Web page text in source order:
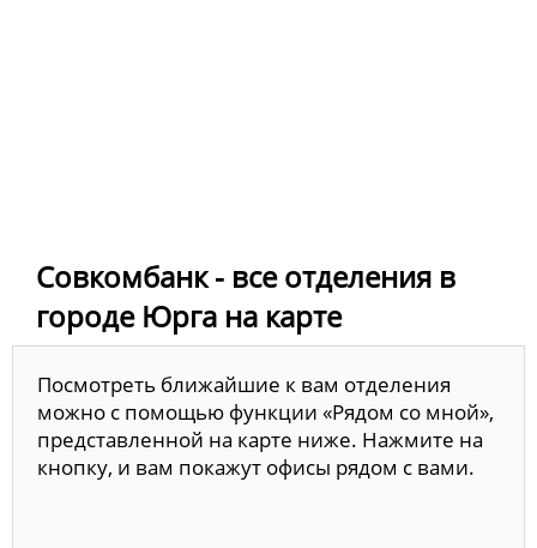
Совкомбанк - все отделения в
городе Юрга на карте
Посмотреть ближайшие к вам отделения
можно с помощью функции «Рядом со мной»,
представленной на карте ниже. Нажмите на
кнопку, и вам покажут офисы рядом с вами.